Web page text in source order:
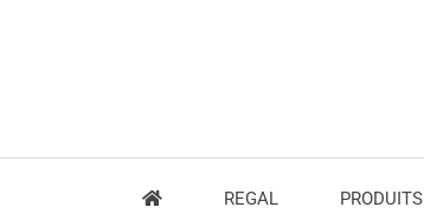
REGAL PRODUITS